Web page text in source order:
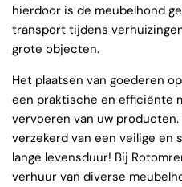
hierdoor is de meubelhond
transport tijdens
grote objecten.
Het plaatsen van goederen
een praktische en efficiënte
vervoeren van uw
verzekerd van een veilige en
lange levensduur! Bij
verhuur van diverse